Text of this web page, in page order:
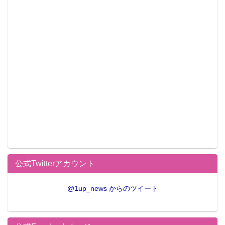
公式Twitterアカウント
@1up_news からのツイート